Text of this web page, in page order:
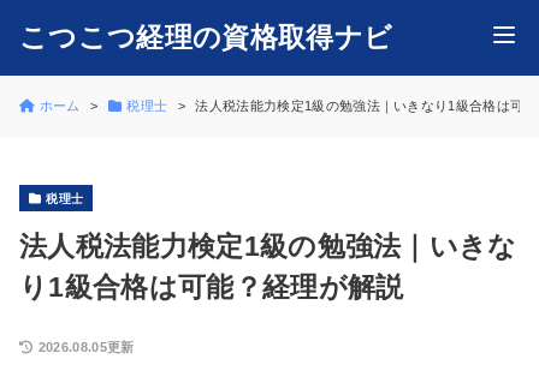
こつこつ経理の資格取得ナビ
ホーム 税理士 法人税法能力検定1級の勉強法｜いきなり1級合格は可
税理士
法人税法能力検定1級の勉強法｜いきな
り1級合格は可能？経理が解説
2026.08.05更新